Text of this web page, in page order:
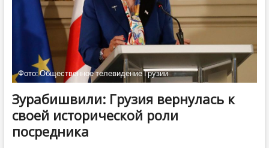
Фото: Общественное телевидение Грузии
Зурабишвили: Грузия вернулась к
своей исторической роли
посредника